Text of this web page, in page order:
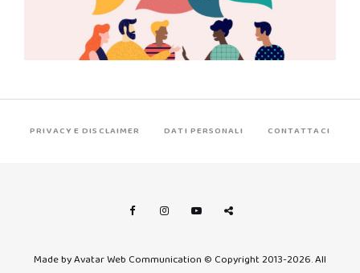
PRIVACY E DISCLAIMER DATI PERSONALI CONTATTACI
Made by Avatar Web Communication © Copyright 2013-2026. All